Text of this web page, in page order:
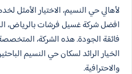
لأهالي حي النسيم، الاختيار الأمثل
افضل شركة غسيل فرشات بالرياض،
فائقة الجودة. هذه الشركة،
الخيار الرائد لسكان حي النسيم
والاحترافية.